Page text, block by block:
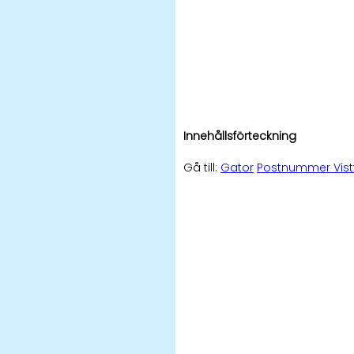
Innehållsförteckning
Gå till: Gator Postnummer